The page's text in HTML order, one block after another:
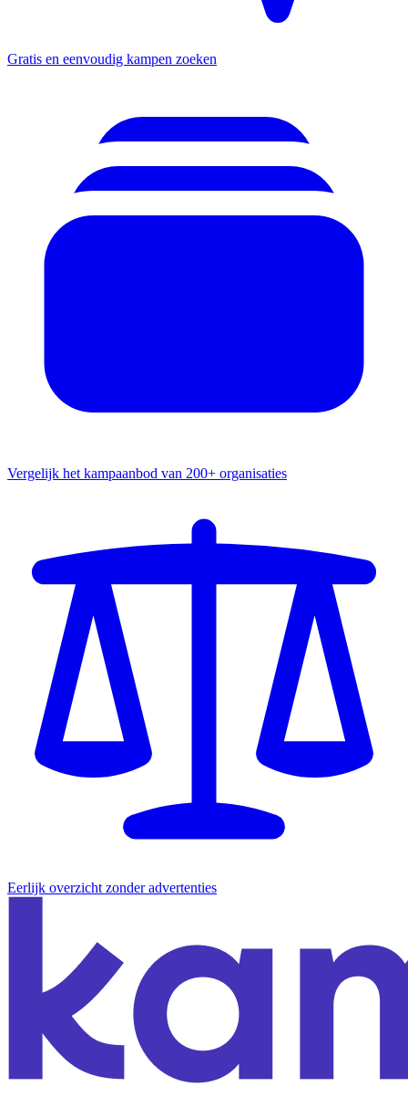
Gratis en eenvoudig kampen zoeken
Vergelijk het kampaanbod van 200+ organisaties
Eerlijk overzicht zonder advertenties